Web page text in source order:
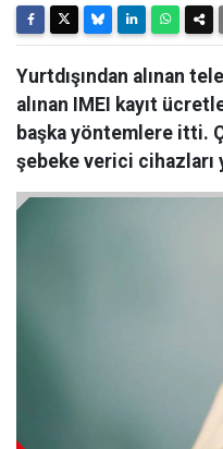
Yurtdışından alınan
alınan IMEI kayıt
başka yöntemlere itti.
şebeke verici cihazları